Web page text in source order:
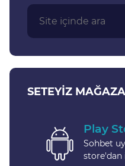
SETEYIZ MAĞAZA
Play
Sohbet
store'dan